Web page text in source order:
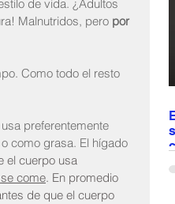
de vida. ¿Adultos
Malnutridos, pero por
Como todo el resto
preferentemente
como grasa. El hígado
el cuerpo usa
come. En promedio
de que el cuerpo